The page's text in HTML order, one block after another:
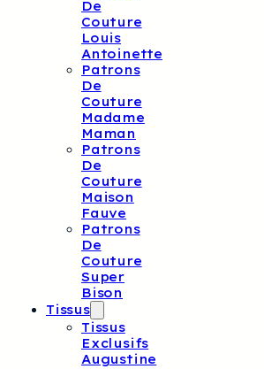
De
Couture
Louis
Antoinette
Patrons
De
Couture
Madame
Maman
Patrons
De
Couture
Maison
Fauve
Patrons
De
Couture
Super
Bison
Tissus
Tissus
Exclusifs
Augustine